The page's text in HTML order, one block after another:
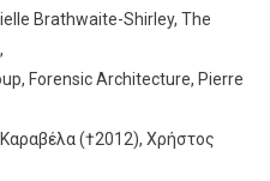
Brathwaite-Shirley, The
Forensic Architecture, Pierre
(†2012), Χρήστος